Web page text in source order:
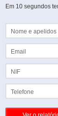
Em 10 segundos